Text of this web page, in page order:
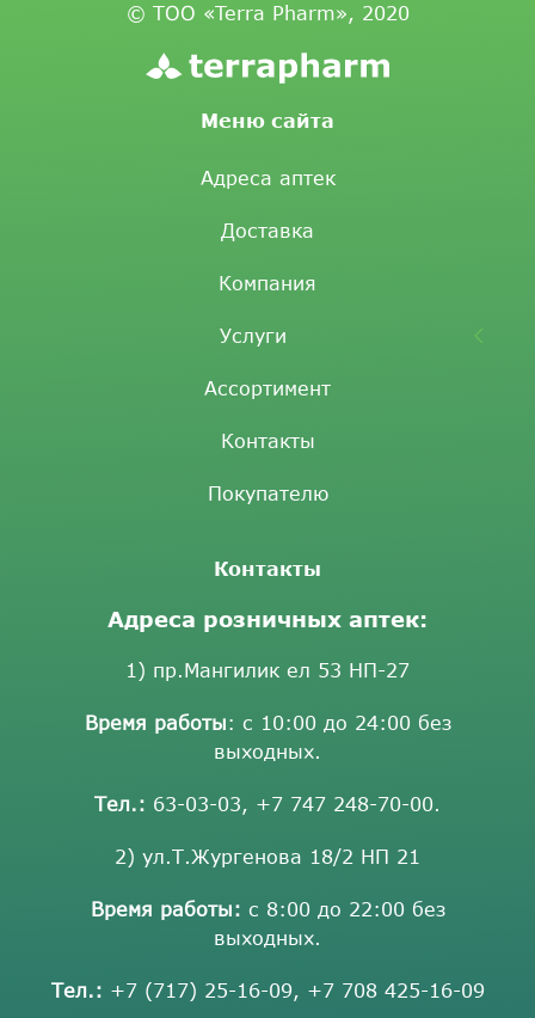
© ТОО «Terra Pharm», 2020
Меню сайта
Адреса аптек
Доставка
Компания
Услуги
Ассортимент
Контакты
Покупателю
Контакты
Адреса розничных аптек:
1) пр.Мангилик ел 53 НП-27
Время работы: с 10:00 до 24:00 без
выходных.
Тел.: 63-03-03, +7 747 248-70-00.
2) ул.Т.Жургенова 18/2 НП 21
Время работы: с 8:00 до 22:00 без
выходных.
Тел.: +7 (717) 25-16-09, +7 708 425-16-09